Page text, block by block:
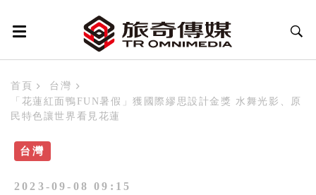
首頁
台灣
「花蓮紅面鴨FUN暑假」獲國際繆思設計金獎 水舞光影、原
民特色讓世界看見花蓮
台灣
2023-09-08 09:15